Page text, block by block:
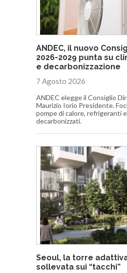
ANDEC, il nuovo
2026-2029 punta su
e decarbonizzazione
7 Agosto 2026
ANDEC elegge il Consiglio
Maurizio Iorio Presidente.
pompe di calore, refrigeranti
decarbonizzati.
Seoul, la torre
sollevata sui “tacchi”